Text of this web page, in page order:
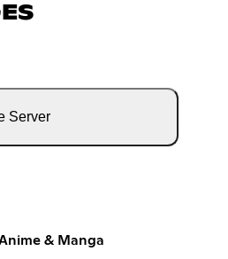
Server
& Manga